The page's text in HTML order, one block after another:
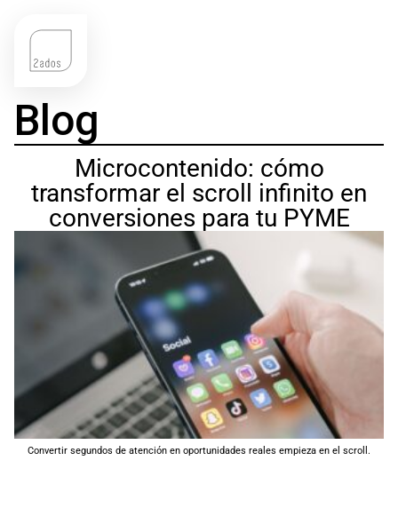
Blog
Microcontenido: cómo
transformar el scroll infinito en
conversiones para tu PYME
Convertir segundos de atención en oportunidades reales empieza en el scroll.